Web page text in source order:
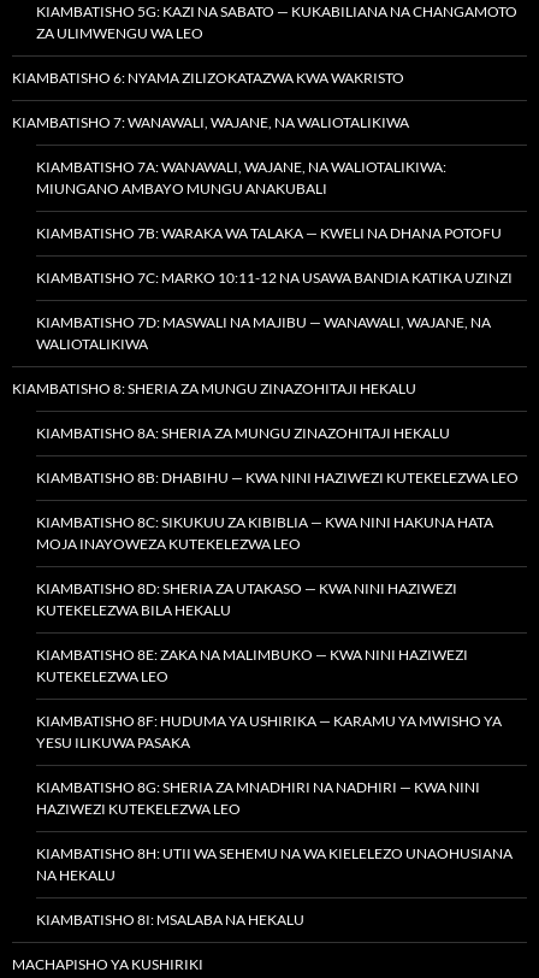
KIAMBATISHO 5G: KAZI NA SABATO — KUKABILIANA NA CHANGAMOTO
ZA ULIMWENGU WA LEO
KIAMBATISHO 6: NYAMA ZILIZOKATAZWA KWA WAKRISTO
KIAMBATISHO 7: WANAWALI, WAJANE, NA WALIOTALIKIWA
KIAMBATISHO 7A: WANAWALI, WAJANE, NA WALIOTALIKIWA:
MIUNGANO AMBAYO MUNGU ANAKUBALI
KIAMBATISHO 7B: WARAKA WA TALAKA — KWELI NA DHANA POTOFU
KIAMBATISHO 7C: MARKO 10:11-12 NA USAWA BANDIA KATIKA UZINZI
KIAMBATISHO 7D: MASWALI NA MAJIBU — WANAWALI, WAJANE, NA
WALIOTALIKIWA
KIAMBATISHO 8: SHERIA ZA MUNGU ZINAZOHITAJI HEKALU
KIAMBATISHO 8A: SHERIA ZA MUNGU ZINAZOHITAJI HEKALU
KIAMBATISHO 8B: DHABIHU — KWA NINI HAZIWEZI KUTEKELEZWA LEO
KIAMBATISHO 8C: SIKUKUU ZA KIBIBLIA — KWA NINI HAKUNA HATA
MOJA INAYOWEZA KUTEKELEZWA LEO
KIAMBATISHO 8D: SHERIA ZA UTAKASO — KWA NINI HAZIWEZI
KUTEKELEZWA BILA HEKALU
KIAMBATISHO 8E: ZAKA NA MALIMBUKO — KWA NINI HAZIWEZI
KUTEKELEZWA LEO
KIAMBATISHO 8F: HUDUMA YA USHIRIKA — KARAMU YA MWISHO YA
YESU ILIKUWA PASAKA
KIAMBATISHO 8G: SHERIA ZA MNADHIRI NA NADHIRI — KWA NINI
HAZIWEZI KUTEKELEZWA LEO
KIAMBATISHO 8H: UTII WA SEHEMU NA WA KIELELEZO UNAOHUSIANA
NA HEKALU
KIAMBATISHO 8I: MSALABA NA HEKALU
MACHAPISHO YA KUSHIRIKI